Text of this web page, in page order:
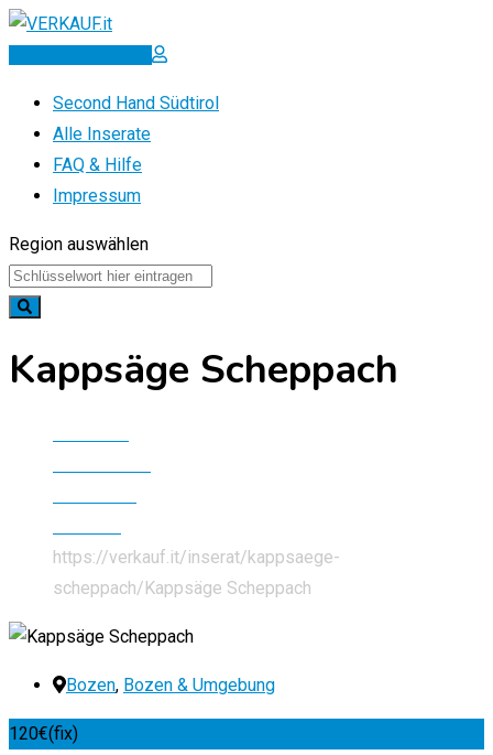
Zum
Inserat erstellen
Second Hand Südtirol
Alle Inserate
FAQ & Hilfe
Impressum
Region auswählen
Kappsäge Scheppach
https://verkauf.it/inserat/kappsaege-
scheppach/ Kappsäge Scheppach
Bozen, Bozen & Umgebung
120€(fix)